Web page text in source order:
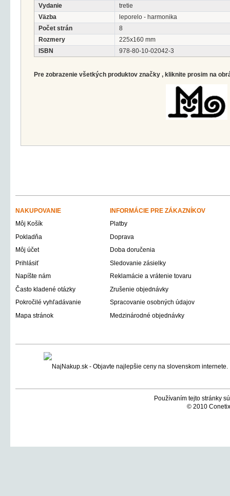
Vydanie
tretie
Väzba
leporelo - harmonika
Počet strán
8
Rozmery
225x160 mm
ISBN
978-80-10-02042-3
Pre zobrazenie všetkých produktov značky , kliknite prosim na
NAKUPOVANIE
INFORMÁCIE PRE ZÁKAZNÍKOV
Môj Košík
Platby
Pokladňa
Doprava
Môj účet
Doba doručenia
Prihlásiť
Sledovanie zásielky
Napíšte nám
Reklamácie a vrátenie tovaru
Často kladené otázky
Zrušenie objednávky
Pokročilé vyhľadávanie
Spracovanie osobných údajov
Mapa stránok
Medzinárodné objednávky
Používaním tejto stránky
© 2010